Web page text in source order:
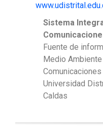
Sistema
Fuente de
Medio
Universidad
Caldas